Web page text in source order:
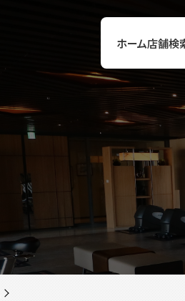
ホーム店舗検